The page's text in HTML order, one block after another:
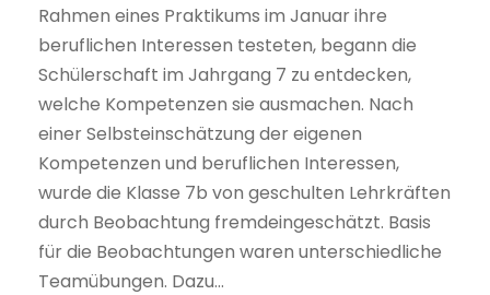
Rahmen eines Praktikums im Januar ihre
beruflichen Interessen testeten, begann die
Schülerschaft im Jahrgang 7 zu entdecken,
welche Kompetenzen sie ausmachen. Nach
einer Selbsteinschätzung der eigenen
Kompetenzen und beruflichen Interessen,
wurde die Klasse 7b von geschulten Lehrkräften
durch Beobachtung fremdeingeschätzt. Basis
für die Beobachtungen waren unterschiedliche
Teamübungen. Dazu...